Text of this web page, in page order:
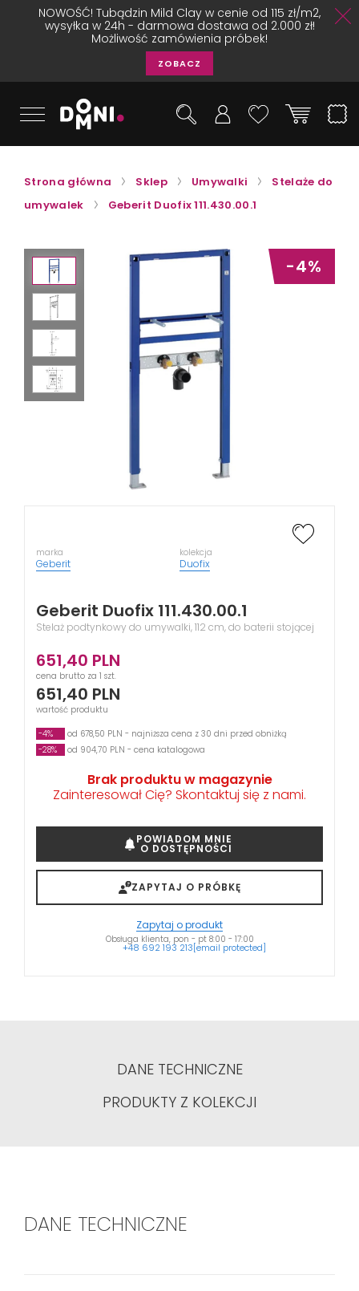
NOWOŚĆ! Tubądzin Mild Clay w cenie od 115 zł/m2,
wysyłka w 24h - darmowa dostawa od 2.000 zł!
Możliwość zamówienia próbek!
ZOBACZ
Strona główna Sklep Umywalki
Stelaże do
umywalek
Geberit Duofix 111.430.00.1
-4%
marka
Geberit
kolekcja
Duofix
Geberit Duofix 111.430.00.1
Stelaż podtynkowy do umywalki, 112 cm, do baterii stojącej
651,40 PLN
cena brutto za 1 szt.
651,40 PLN
wartość produktu
-4%
od 678,50 PLN - najniższa cena z 30 dni przed obniżką
-28%
od 904,70 PLN - cena katalogowa
Brak produktu w magazynie
Zainteresował Cię? Skontaktuj się z nami.
POWIADOM MNIE
O DOSTĘPNOŚCI
ZAPYTAJ O PRÓBKĘ
Zapytaj o produkt
Obsługa klienta, pon - pt 8:00 - 17:00
+48 692 193 213[email protected]
DANE TECHNICZNE
PRODUKTY Z KOLEKCJI
DANE TECHNICZNE